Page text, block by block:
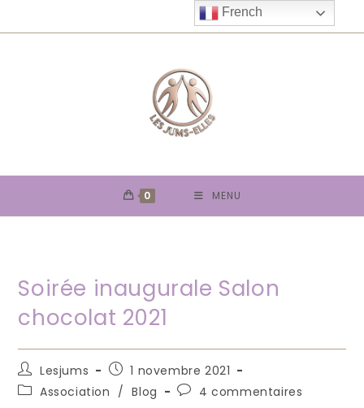
to
0 MENU
Soirée inaugurale Salon
chocolat 2021
Auteur/autrice
de
la
Lesjums
Publication
publiée :
1 novembre 2021
PostAssociation / Blog
Commentaires
4 commentaires
French